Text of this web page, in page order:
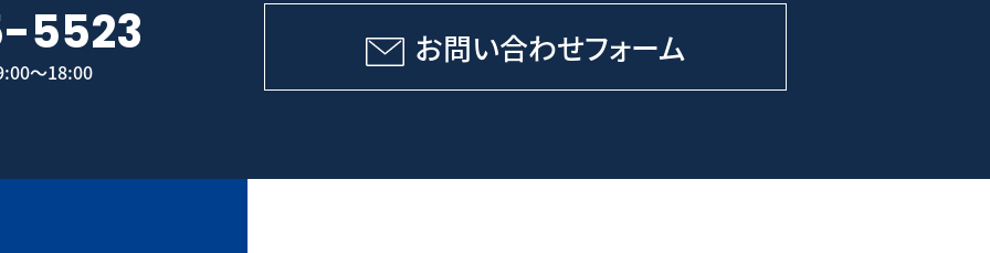
5523
～18:00
お問い合わせフォーム